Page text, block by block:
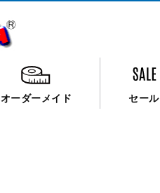
オーダーメイド セール